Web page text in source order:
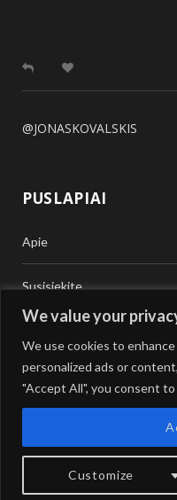
We value your
We use cookies to
personalized ads or
"Accept All", you consent
Customize
@JONASKOVALSKIS
PUSLAPIAI
Apie
Susisiekite
Vertimai